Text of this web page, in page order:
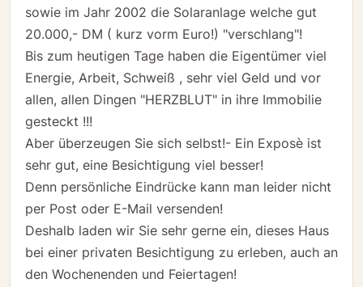
sowie im Jahr 2002 die Solaranlage welche gut
20.000,- DM ( kurz vorm Euro!) "verschlang"!
Bis zum heutigen Tage haben die Eigentümer viel
Energie, Arbeit, Schweiß , sehr viel Geld und vor
allen, allen Dingen "HERZBLUT" in ihre Immobilie
gesteckt !!!
Aber überzeugen Sie sich selbst!- Ein Exposè ist
sehr gut, eine Besichtigung viel besser!
Denn persönliche Eindrücke kann man leider nicht
per Post oder E-Mail versenden!
Deshalb laden wir Sie sehr gerne ein, dieses Haus
bei einer privaten Besichtigung zu erleben, auch an
den Wochenenden und Feiertagen!